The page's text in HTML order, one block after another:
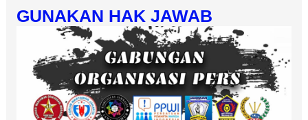
GUNAKAN HAK JAWAB